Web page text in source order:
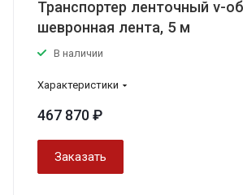
Транспортер ленточный v-
шевронная лента, 5 м
В наличии
Характеристики
467 870 ₽
Заказать